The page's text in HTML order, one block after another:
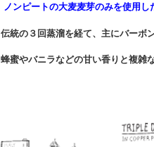
ノンピートの大麦麦芽のみを使用し
伝統の３回蒸溜を経て、主にバーボ
蜂蜜やバニラなどの甘い香りと複雑